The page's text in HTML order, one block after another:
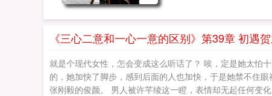
《三心二意和一心一意的区别》第39章 初遇
就是个现代女性，怎会变成这么听话了？ 唉，定是她太怕
的，她加快了脚步，感到后面的人也加快，于是她禁不住
张刚毅的俊颜。 男人被许芊绫这一瞪，表情却无起任何变